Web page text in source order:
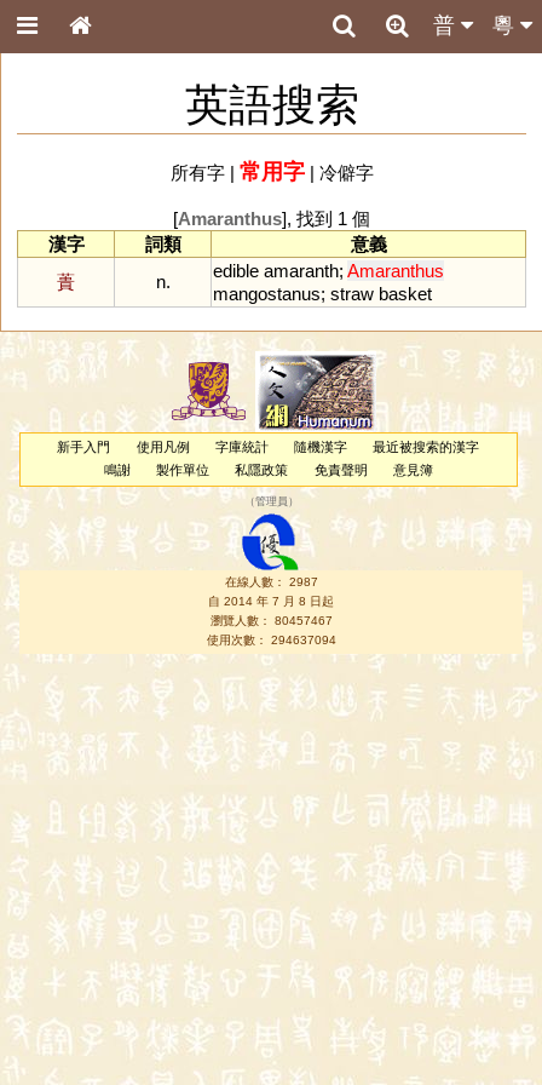
粵
普
英語搜索
所有字| 常用字| 冷僻字
[Amaranthus], 找到 1 個
漢字
詞類
意義
蕢
n.
edible amaranth; Amaranthus
mangostanus; straw basket
新手入門 使用凡例 字庫統計 隨機漢字
最近被搜索的漢字
鳴謝
製作單位 私隱政策 免責聲明 意見簿
（管理員 ）
在線人數： 2987
自 2014 年 7 月 8 日起
瀏覽人數： 80457467
使用次數： 294637094